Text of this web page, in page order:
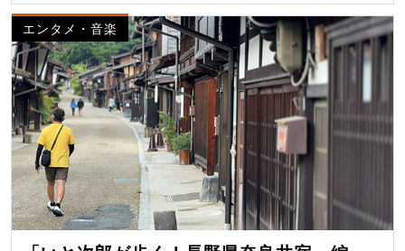
エンタメ・音楽